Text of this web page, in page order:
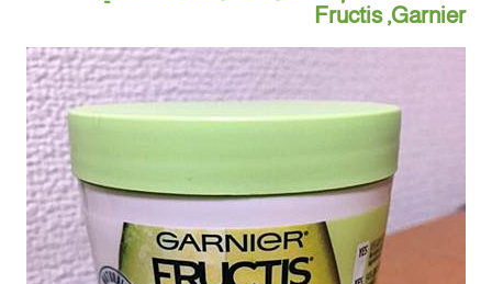
Garnier‏, Fructis